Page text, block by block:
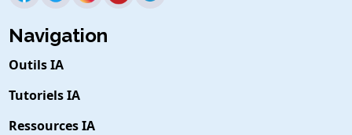
Navigation
Outils IA
Tutoriels IA
Ressources IA